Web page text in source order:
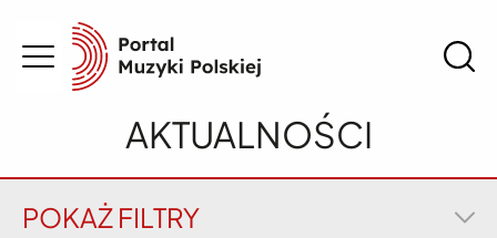
AKTUALNOŚCI
POKAŻ FILTRY